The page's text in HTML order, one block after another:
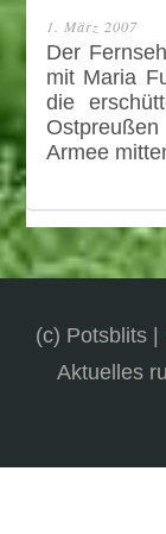
1. März 2007
Der
mit Maria
die
Armee
(c) Potsblits |
Aktuelles